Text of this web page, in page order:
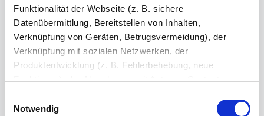
Funktionalität der Webseite (z. B. sichere
Datenübermittlung, Bereitstellen von Inhalten,
Verknüpfung von Geräten, Betrugsvermeidung), der
Verknüpfung mit sozialen Netzwerken, der
Produktentwicklung (z. B. Fehlerbehebung, neue
Funktionen), der Abrechnung mit Autoren, Content-
(z. B. Ladezeiten, personalisierte Inhalte,
Notwendig
Bestell-Check (kostenlos) Unsere Experten prüfen jede
Konfiguration auf Vollständigkeit und Kompatibilität. So können Sie sich
sicher sein, dass Sie immer ein fehlerfreies Produkt erhalten.